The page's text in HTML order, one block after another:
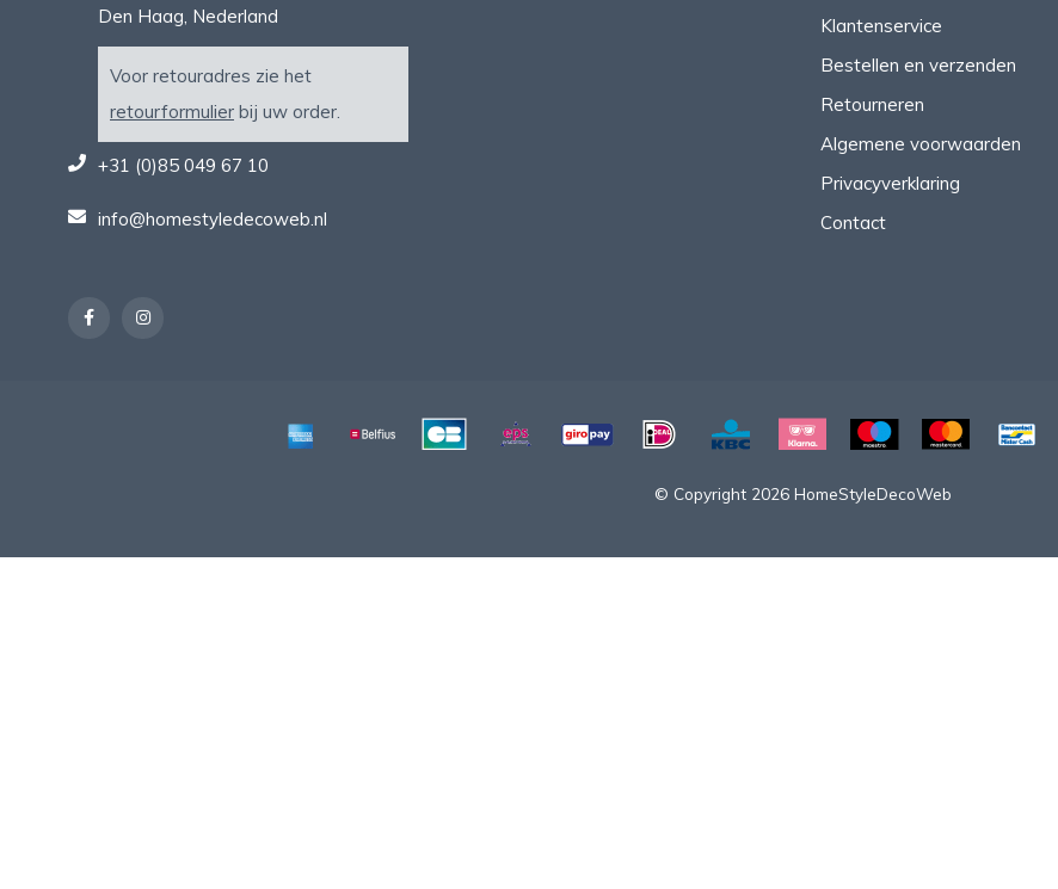
Den Haag, Nederland
Voor retouradres zie het
retourformulier bij uw order.
+31 (0)85 049 67 10
info@homestyledecoweb.nl
Klantenservice
Bestellen en verzenden
Retourneren
Algemene voorwaarden
Privacyverklaring
Contact
© Copyright 2026 HomeStyleDecoWeb